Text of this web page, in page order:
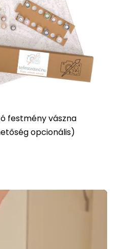
festmény vászna
opcionális)